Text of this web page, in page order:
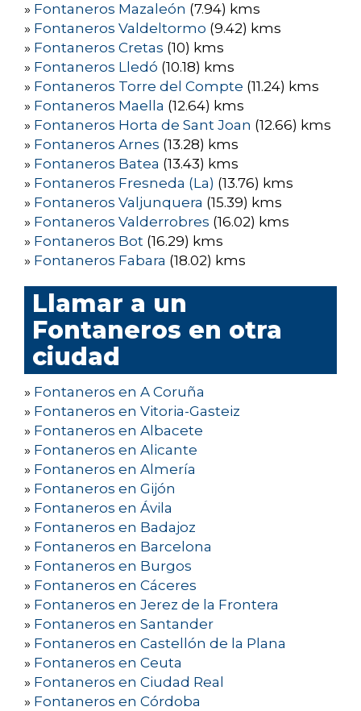
» Fontaneros Mazaleón (7.94) kms
» Fontaneros Valdeltormo (9.42) kms
» Fontaneros Cretas (10) kms
» Fontaneros Lledó (10.18) kms
» Fontaneros Torre del Compte (11.24) kms
» Fontaneros Maella (12.64) kms
» Fontaneros Horta de Sant Joan (12.66) kms
» Fontaneros Arnes (13.28) kms
» Fontaneros Batea (13.43) kms
» Fontaneros Fresneda (La) (13.76) kms
» Fontaneros Valjunquera (15.39) kms
» Fontaneros Valderrobres (16.02) kms
» Fontaneros Bot (16.29) kms
» Fontaneros Fabara (18.02) kms
Llamar a un
Fontaneros en otra
ciudad
» Fontaneros en A Coruña
» Fontaneros en Vitoria-Gasteiz
» Fontaneros en Albacete
» Fontaneros en Alicante
» Fontaneros en Almería
» Fontaneros en Gijón
» Fontaneros en Ávila
» Fontaneros en Badajoz
» Fontaneros en Barcelona
» Fontaneros en Burgos
» Fontaneros en Cáceres
» Fontaneros en Jerez de la Frontera
» Fontaneros en Santander
» Fontaneros en Castellón de la Plana
» Fontaneros en Ceuta
» Fontaneros en Ciudad Real
» Fontaneros en Córdoba